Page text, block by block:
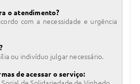
o atendimento?
com a necessidade e urgência
ou indivíduo julgar necessário.
de acessar o serviço: